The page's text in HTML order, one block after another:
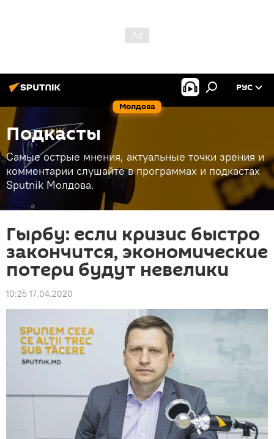
Молдова
РУС
Подкасты
Самые острые мнения, актуальные точки зрения и
комментарии слушайте в программах и подкастах
Sputnik Молдова.
Гырбу: если кризис быстро
закончится, экономические
потери будут невелики
10:25 17.04.2020